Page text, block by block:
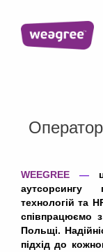
WEEGREE —
аутсорсингу
технологій та
співпрацюємо з
Польщі.
підхід до